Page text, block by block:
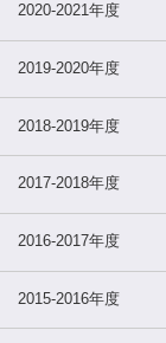
2020-2021年度
2019-2020年度
2018-2019年度
2017-2018年度
2016-2017年度
2015-2016年度